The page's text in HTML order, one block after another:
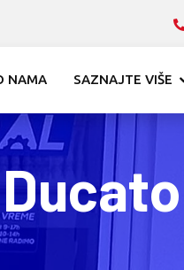
NAMA SAZNAJTE VIŠE